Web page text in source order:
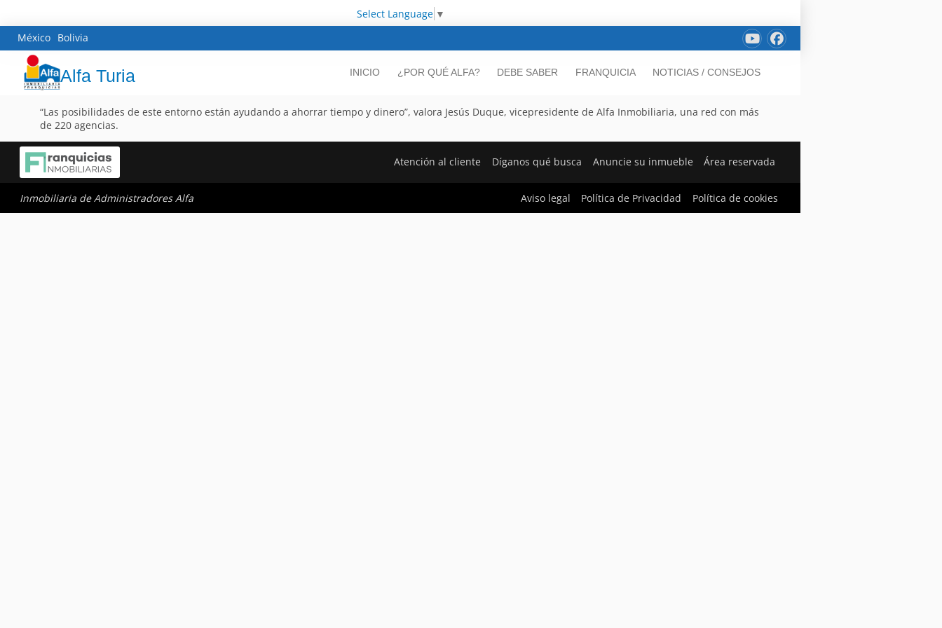
Select Language ▼
México Bolivia
Alfa Turia INICIO ¿POR QUÉ ALFA? DEBE SABER FRANQUICIA NOTICIAS / CONSEJOS
“Las posibilidades de este entorno están ayudando a ahorrar tiempo y dinero”, valora Jesús Duque, vicepresidente de Alfa Inmobiliaria, una red con más
de 220 agencias.
Atención al cliente Díganos qué busca Anuncie su inmueble Área reservada
Inmobiliaria de Administradores Alfa Aviso legal Política de Privacidad Política de cookies